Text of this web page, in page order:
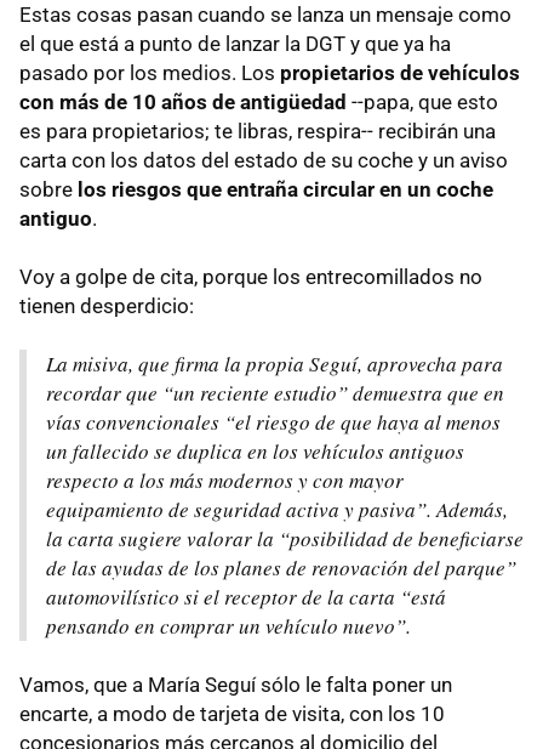
Estas cosas pasan cuando se lanza un mensaje como
el que está a punto de lanzar la DGT y que ya ha
pasado por los medios. Los propietarios de vehículos
con más de 10 años de antigüedad --papa, que esto
es para propietarios; te libras, respira-- recibirán una
carta con los datos del estado de su coche y un aviso
sobre los riesgos que entraña circular en un coche
antiguo.
Voy a golpe de cita, porque los entrecomillados no
tienen desperdicio:
La misiva, que firma la propia Seguí, aprovecha para
recordar que “un reciente estudio” demuestra que en
vías convencionales “el riesgo de que haya al menos
un fallecido se duplica en los vehículos antiguos
respecto a los más modernos y con mayor
equipamiento de seguridad activa y pasiva”. Además,
la carta sugiere valorar la “posibilidad de beneficiarse
de las ayudas de los planes de renovación del parque”
automovilístico si el receptor de la carta “está
pensando en comprar un vehículo nuevo”.
Vamos, que a María Seguí sólo le falta poner un
encarte, a modo de tarjeta de visita, con los 10
concesionarios más cercanos al domicilio del